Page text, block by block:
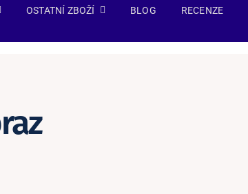
OSTATNÍ ZBOŽÍ BLOG RECENZE